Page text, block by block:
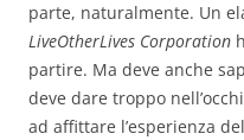
parte, naturalmente. Un
LiveOtherLives Corporation
partire. Ma deve anche
deve dare troppo
ad affittare l’esperienza